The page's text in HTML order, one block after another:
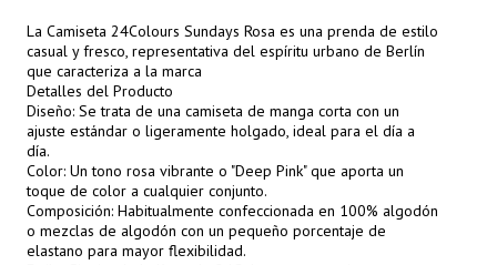
La Camiseta 24Colours Sundays Rosa es una prenda de estilo
casual y fresco, representativa del espíritu urbano de Berlín
que caracteriza a la marca
Detalles del Producto
Diseño: Se trata de una camiseta de manga corta con un
ajuste estándar o ligeramente holgado, ideal para el día a
día.
Color: Un tono rosa vibrante o "Deep Pink" que aporta un
toque de color a cualquier conjunto.
Composición: Habitualmente confeccionada en 100% algodón
o mezclas de algodón con un pequeño porcentaje de
elastano para mayor flexibilidad.